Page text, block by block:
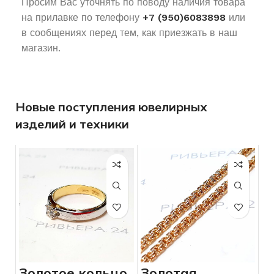
на прилавке по телефону +7 (950)6083898 или
в сообщениях перед тем, как приезжать в наш
магазин.
Новые поступления ювелирных
изделий и техники